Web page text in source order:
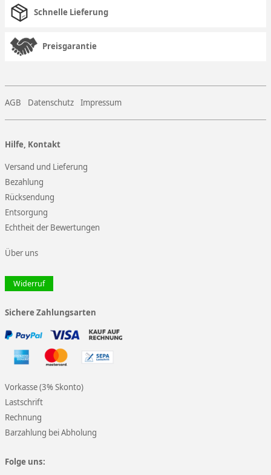
Schnelle Lieferung
Preisgarantie
AGB Datenschutz Impressum
Hilfe, Kontakt
Versand und Lieferung
Bezahlung
Rücksendung
Entsorgung
Echtheit der Bewertungen
Über uns
Widerruf
Sichere Zahlungsarten
Vorkasse (3% Skonto)
Lastschrift
Rechnung
Barzahlung bei Abholung
Folge uns: